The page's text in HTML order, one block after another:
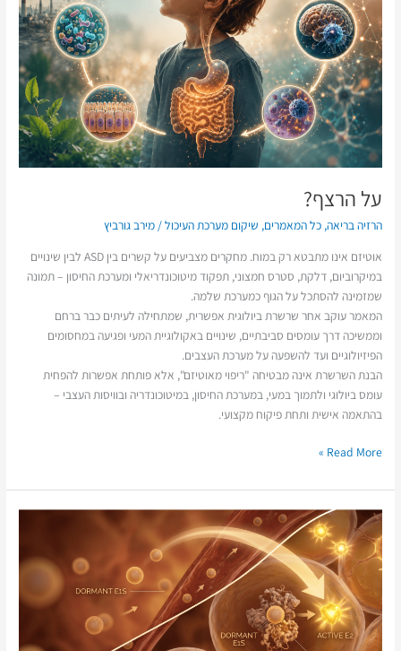
על הרצף?
הרזיה בריאה,כל המאמרים, שיקום מערכת העיכול/מירב גורביץ
אוטיזם אינו מתבטא רק במוח. מחקרים מצביעים על קשרים בין ASD לבין שינויים
במיקרוביום, דלקת, סטרס חמצוני, תפקוד מיטוכונדריאלי ומערכת החיסון – תמונה
שמזמינה להסתכל על הגוף כמערכת שלמה.
המאמר עוקב אחר שרשרת ביולוגית אפשרית, שמתחילה לעיתים כבר ברחם
וממשיכה דרך עומסים סביבתיים, שינויים באקולוגיית המעי ופגיעה במחסומים
הפיזיולוגיים ועד להשפעה על מערכת העצבים.
הבנת השרשרת אינה מבטיחה "ריפוי מאוטיזם", אלא פותחת אפשרות להפחית
עומס ביולוגי ולתמוך במעי, במערכת החיסון, במיטוכונדריה ובוויסות העצבי –
בהתאמה אישית ותחת פיקוח מקצועי.
Read More »
בנק
האסטרוגן